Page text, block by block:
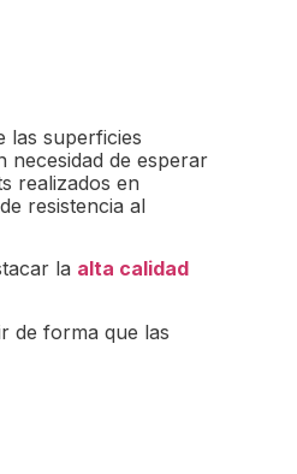
las superficies
necesidad de esperar
realizados en
resistencia al
la alta calidad
de forma que las